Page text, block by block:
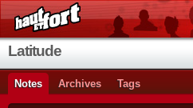
Latitude
Notes Archives Tags